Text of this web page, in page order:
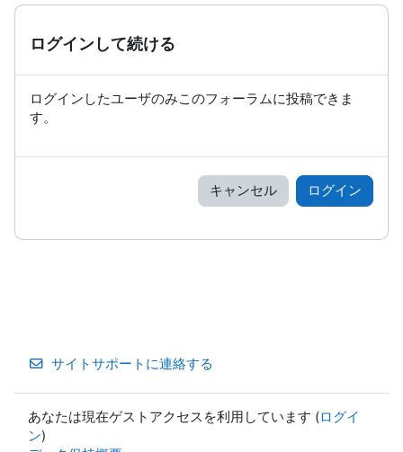
ログインして続ける
ログインしたユーザのみこのフォーラムに投稿できま
す。
キャンセル ログイン
サイトサポートに連絡する
あなたは現在ゲストアクセスを利用しています (ログイ
ン)